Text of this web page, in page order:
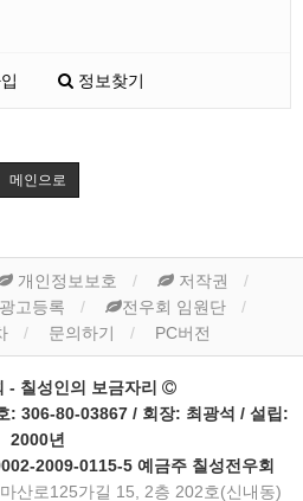
정보찾기
메인으로
개인정보보호
저작권
광고등록
전우회 임원단
문의하기 PC버전
- 칠성인의 보금자리
: 306-80-03867 / 회장: 최광석 / 설립:
2000년
2009-0115-5 예금주 칠성전우회
산로125가길 15, 2층 202호(신내동)